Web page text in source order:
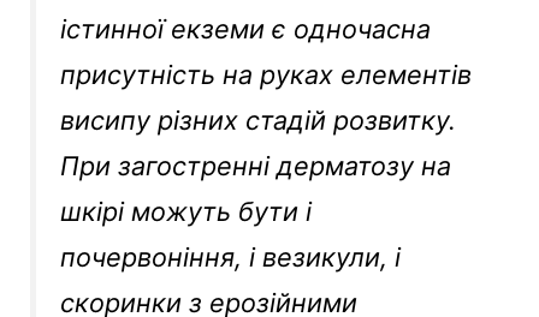
істинної екземи є одночасна
присутність на руках елементів
висипу різних стадій розвитку.
При загостренні дерматозу на
шкірі можуть бути і
почервоніння, і везикули, і
скоринки з ерозійними